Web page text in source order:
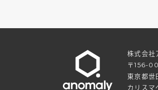
株式会社
〒156-
東京都世
カリスマ